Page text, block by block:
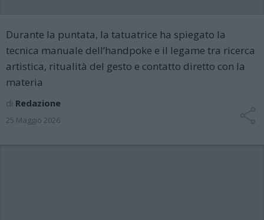
Durante la puntata, la tatuatrice ha spiegato la
tecnica manuale dell’handpoke e il legame tra ricerca
artistica, ritualità del gesto e contatto diretto con la
materia
di Redazione
25 Maggio 2026